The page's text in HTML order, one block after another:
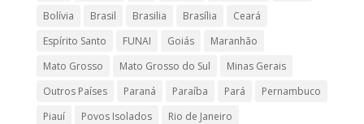
Bolívia
Brasil Brasilia Brasília
Ceará
Espírito Santo
FUNAI Goiás
Maranhão
Mato Grosso
Mato Grosso do Sul
Minas Gerais
Outros Países
Paraná Paraíba Pará
Pernambuco
Piauí
Povos Isolados
Rio de Janeiro